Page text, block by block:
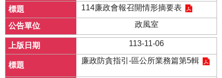
114廉政會報召開情形摘要表
政風室
113-11-06
廉政防貪指引-區公所業務篇第5輯